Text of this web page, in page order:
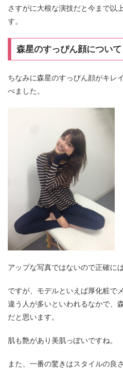
さすがに大根な演技だと今まで以
す。
森星のすっぴん顔について
ちなみに森星のすっぴん顔がキレ
べました。
アップな写真ではないので正確に
ですが、モデルといえば厚化粧で
違う人が多いといわれるなかで、
だと思います。
肌も艶があり美肌っぽいですね。
また、一番の驚きはスタイルの良